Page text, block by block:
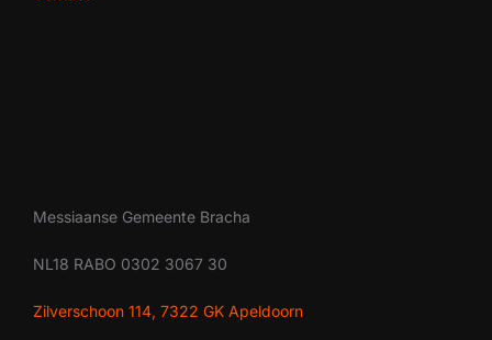
Messiaanse Gemeente Bracha
NL18 RABO 0302 3067 30
Zilverschoon 114, 7322 GK Apeldoorn